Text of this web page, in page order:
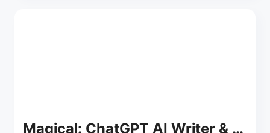
Magical: ChatGPT AI Writer & Text Expander